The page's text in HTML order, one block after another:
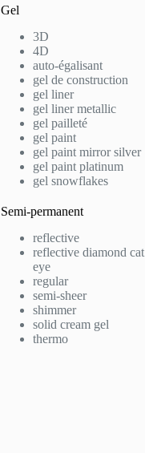
Gel
3D
4D
auto-égalisant
gel de construction
gel liner
gel liner metallic
gel pailleté
gel paint
gel paint mirror silver
gel paint platinum
gel snowflakes
Semi-permanent
reflective
reflective diamond cat
eye
regular
semi-sheer
shimmer
solid cream gel
thermo